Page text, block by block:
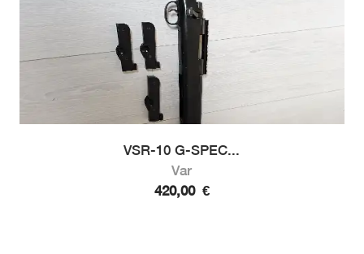
VSR-10 G-SPEC...
Var
420,00 €